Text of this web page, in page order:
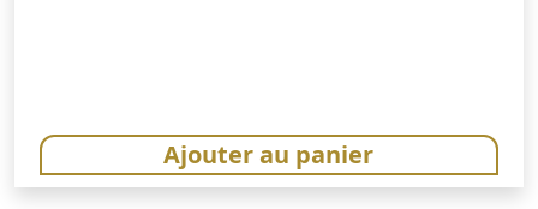
Ajouter au panier